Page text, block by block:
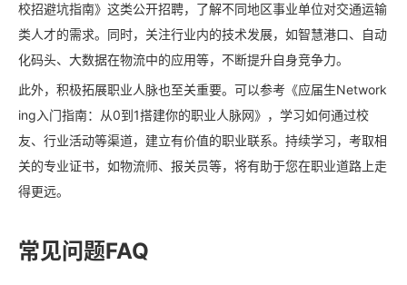
校招避坑指南》这类公开招聘，了解不同地区事业单位对交通运输
类人才的需求。同时，关注行业内的技术发展，如智慧港口、自动
化码头、大数据在物流中的应用等，不断提升自身竞争力。
此外，积极拓展职业人脉也至关重要。可以参考《应届生Network
ing入门指南：从0到1搭建你的职业人脉网》，学习如何通过校
友、行业活动等渠道，建立有价值的职业联系。持续学习，考取相
关的专业证书，如物流师、报关员等，将有助于您在职业道路上走
得更远。
常见问题FAQ